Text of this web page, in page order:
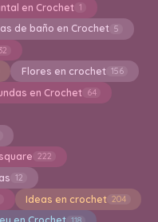
en Crochet 1
de baño en Crochet 5
Flores en crochet 156
en Crochet 64
222
12
Ideas en crochet 204